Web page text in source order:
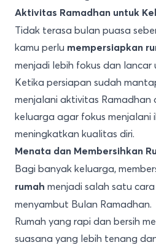
Aktivitas Ramadhan untuk
Tidak terasa bulan puasa
kamu perlu mempersiapkan
menjadi lebih fokus dan lancar
Ketika persiapan sudah
menjalani aktivitas Ramadhan
keluarga agar fokus menjalani
meningkatkan kualitas diri.
Menata dan Membersihkan
Bagi banyak keluarga,
rumah menjadi salah satu
menyambut Bulan Ramadhan.
Rumah yang rapi dan bersih
suasana yang lebih tenang